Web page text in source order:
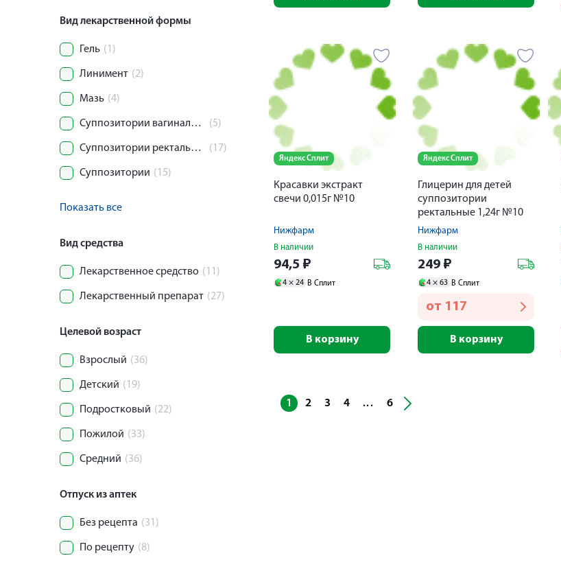
Вид лекарственной формы
Гель (1)
Линимент (2)
Мазь (4)
Суппозитории вагинальные (5)
Суппозитории ректальные (17)
Суппозитории (15)
Показать все
Вид средства
Лекарственное средство (11)
Лекарственный препарат (27)
Целевой возраст
Взрослый (36)
Детский (19)
Подростковый (22)
Пожилой (33)
Средний (36)
Отпуск из аптек
Без рецепта (31)
По рецепту (8)
Яндекс Сплит
Красавки экстракт
свечи 0,015г №10
Нижфарм
В наличии
94,5 ₽
4 × 24 В Сплит
В корзину
Яндекс Сплит
Глицерин для детей
суппозитории
ректальные 1,24г №10
Нижфарм
В наличии
249 ₽
4 × 63 В Сплит
от 117
В корзину
1 2 3 4 ... 6